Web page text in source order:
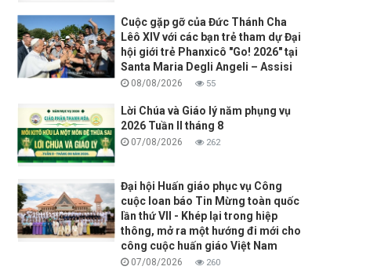
Cuộc gặp gỡ của Đức Thánh Cha
Lêô XIV với các bạn trẻ tham dự Đại
hội giới trẻ Phanxicô "Go! 2026" tại
Santa Maria Degli Angeli – Assisi
08/08/2026 55
Lời Chúa và Giáo lý năm phụng vụ
2026 Tuần II tháng 8
07/08/2026 262
Đại hội Huấn giáo phục vụ Công
cuộc loan báo Tin Mừng toàn quốc
lần thứ VII - Khép lại trong hiệp
thông, mở ra một hướng đi mới cho
công cuộc huấn giáo Việt Nam
07/08/2026 260